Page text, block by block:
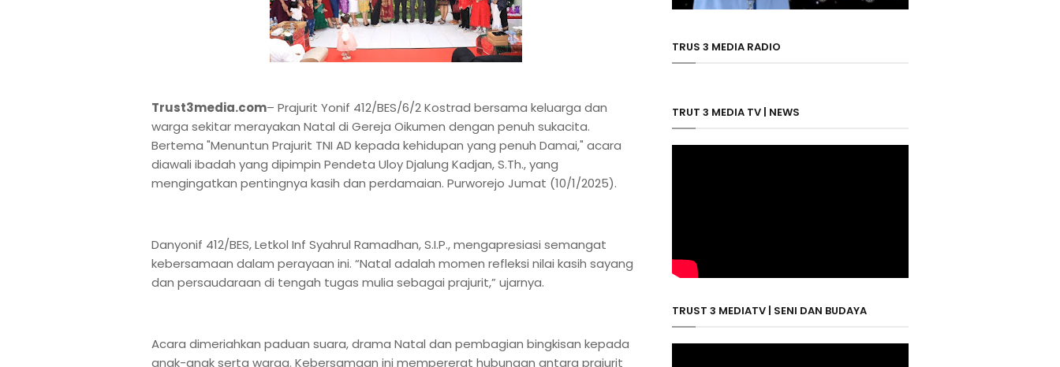
Trust3media.com– Prajurit Yonif 412/BES/6/2 Kostrad bersama keluarga dan
warga sekitar merayakan Natal di Gereja Oikumen dengan penuh sukacita.
Bertema "Menuntun Prajurit TNI AD kepada kehidupan yang penuh Damai," acara
diawali ibadah yang dipimpin Pendeta Uloy Djalung Kadjan, S.Th., yang
mengingatkan pentingnya kasih dan perdamaian. Purworejo Jumat (10/1/2025).
Danyonif 412/BES, Letkol Inf Syahrul Ramadhan, S.I.P., mengapresiasi semangat
kebersamaan dalam perayaan ini. “Natal adalah momen refleksi nilai kasih sayang
dan persaudaraan di tengah tugas mulia sebagai prajurit,” ujarnya.
Acara dimeriahkan paduan suara, drama Natal dan pembagian bingkisan kepada
anak-anak serta warga. Kebersamaan ini mempererat hubungan antara prajurit
TRUS 3 MEDIA RADIO
TRUT 3 MEDIA TV | NEWS
TRUST 3 MEDIATV | SENI DAN BUDAYA